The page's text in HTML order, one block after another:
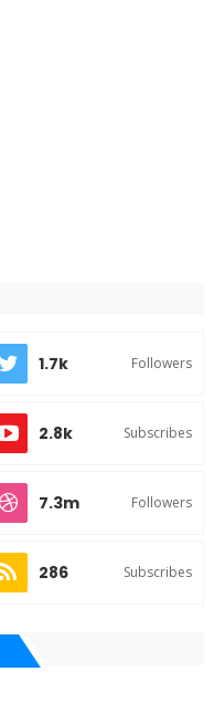
1.7k Followers
2.8k Subscribes
7.3m Followers
286 Subscribes